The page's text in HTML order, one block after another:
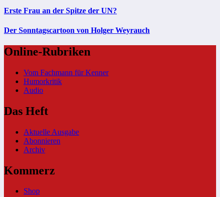
Erste Frau an der Spitze der UN?
Der Sonntagscartoon von Holger Weyrauch
Online-Rubriken
Vom Fachmann für Kenner
Humorkritik
Audio
Das Heft
Aktuelle Ausgabe
Abonnieren
Archiv
Kommerz
Shop